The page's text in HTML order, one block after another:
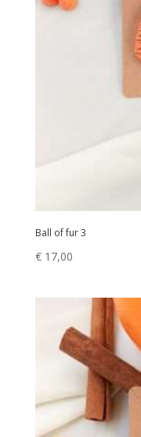
Ball of fur 3
€17,00